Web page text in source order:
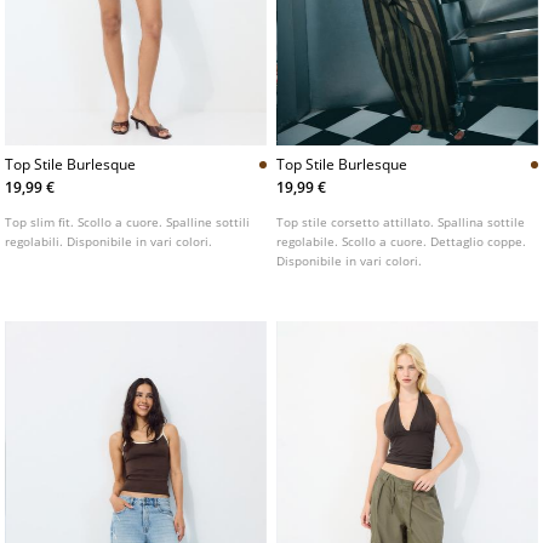
Top Stile Burlesque
19,99 €
Top slim fit. Scollo a cuore. Spalline sottili
regolabili. Disponibile in vari colori.
Top Stile Burlesque
19,99 €
Top stile corsetto attillato. Spallina sottile
regolabile. Scollo a cuore. Dettaglio coppe.
Disponibile in vari colori.